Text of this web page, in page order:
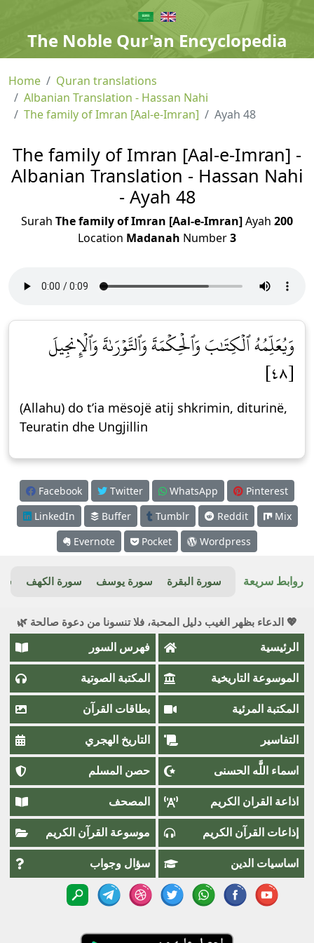
The Noble Qur'an Encyclopedia
Home
Quran translations
Albanian Translation - Hassan Nahi
The family of Imran [Aal-e-Imran]
Ayah 48
The family of Imran [Aal-e-Imran] -
Albanian Translation - Hassan Nahi
- Ayah 48
Surah The family of Imran [Aal-e-Imran]Ayah 200
Location Madanah Number3
وَيُعَلِّمُهُ ٱلۡكِتَٰبَ وَٱلۡحِكۡمَةَ وَٱلتَّوۡرَىٰةَ وَٱلۡإِنجِيلَ
[٤٨]
(Allahu) do t’ia mësojë atij shkrimin, diturinë,
Teuratin dhe Ungjillin
Facebook Twitter WhatsApp
Pinterest
LinkedIn
Buffer Tumblr Reddit
Mix
Evernote
Pocket Wordpress
روابط سريعة سورة البقرة سورة يوسف سورة الكهف
💖 الدعاء بظهر الغيب دليل المحبة، فلا تنسونا من دعوة صالحة 🌿
الرئيسية فهرس السور
الموسوعة التاريخية المكتبة الصوتية
المكتبة المرئية بطاقات القرآن
التفاسير التاريخ الهجري
اسماء اللَّٰه الحسنى حصن المسلم
اذاعة القران الكريم المصحف
إذاعات القرآن الكريم موسوعة القرآن الكريم
اساسيات الدين سؤال وجواب